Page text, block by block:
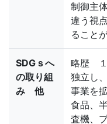
制御主
違う視
ること
SDGｓへ
の取り組
み 他
略歴 １
独立し
事業を拡
食品、
査機、